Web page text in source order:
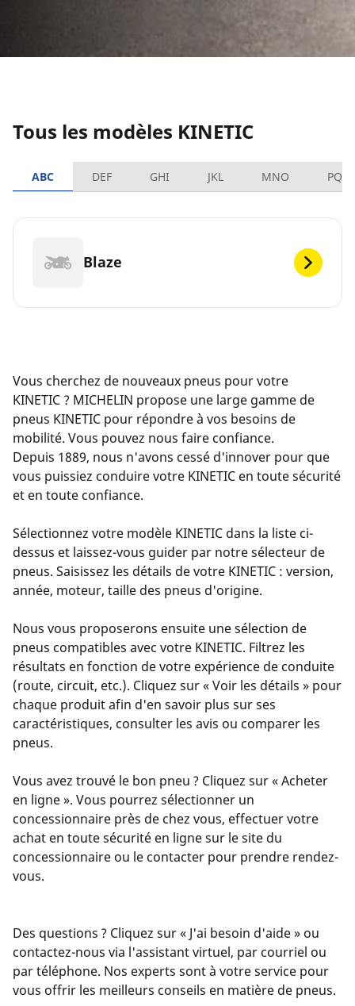
Tous les modèles KINETIC
ABC DEF GHI JKL MNO PQRS
Blaze
Vous cherchez de nouveaux pneus pour votre
KINETIC ? MICHELIN propose une large gamme de
pneus KINETIC pour répondre à vos besoins de
mobilité. Vous pouvez nous faire confiance.
Depuis 1889, nous n'avons cessé d'innover pour que
vous puissiez conduire votre KINETIC en toute sécurité
et en toute confiance.
Sélectionnez votre modèle KINETIC dans la liste ci-
dessus et laissez-vous guider par notre sélecteur de
pneus. Saisissez les détails de votre KINETIC : version,
année, moteur, taille des pneus d'origine.
Nous vous proposerons ensuite une sélection de
pneus compatibles avec votre KINETIC. Filtrez les
résultats en fonction de votre expérience de conduite
(route, circuit, etc.). Cliquez sur « Voir les détails » pour
chaque produit afin d'en savoir plus sur ses
caractéristiques, consulter les avis ou comparer les
pneus.
Vous avez trouvé le bon pneu ? Cliquez sur « Acheter
en ligne ». Vous pourrez sélectionner un
concessionnaire près de chez vous, effectuer votre
achat en toute sécurité en ligne sur le site du
concessionnaire ou le contacter pour prendre rendez-
vous.
Des questions ? Cliquez sur « J'ai besoin d'aide » ou
contactez-nous via l'assistant virtuel, par courriel ou
par téléphone. Nos experts sont à votre service pour
vous offrir les meilleurs conseils en matière de pneus.